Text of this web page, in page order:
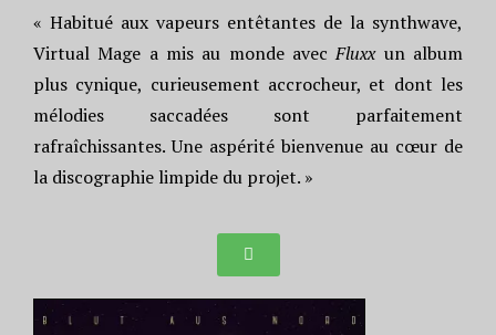
« Habitué aux vapeurs entêtantes de la synthwave,
Virtual Mage a mis au monde avecFluxxun album
plus cynique, curieusement accrocheur, et dont les
mélodies saccadées sont parfaitement
rafraîchissantes. Une aspérité bienvenue au cœur de
la discographie limpide du projet. »